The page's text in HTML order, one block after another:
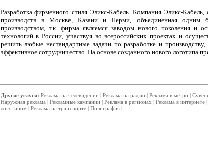
Разработка фирменного стиля Эликс-Кабель. Компания Эликс-
производств в Москве, Казани и Перми, объединенная одним
производством, т.к. фирма являемся заводом нового поколения и
технологий в России, участвуя во всероссийских проектах и
решить любые нестандартные задачи по разработке и
эффективное сотрудничество. На основе созданного нового логотипа
Другие услуги: Реклама на телевидении| Реклама на радио | Реклама в метро |
Наружная реклама | Рекламные кампании| Реклама в регионах | Реклама в интернете|
логотипом| Реклама на транспорте| Полиграфия|